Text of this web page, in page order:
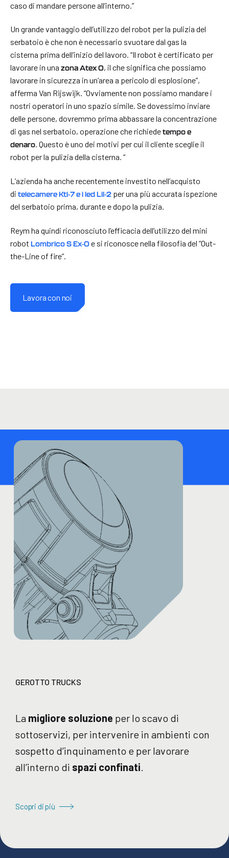
caso di mandare persone all’interno.”
Un grande vantaggio dell’utilizzo del robot per la pulizia del
serbatoio è che non è necessario svuotare dal gas la
cisterna prima dell’inizio del lavoro. “Il robot è certificato per
lavorare in una zona Atex 0, il che significa che possiamo
lavorare in sicurezza in un’area a pericolo di esplosione”,
afferma Van Rijswijk. “Ovviamente non possiamo mandare i
nostri operatori in uno spazio simile. Se dovessimo inviare
delle persone, dovremmo prima abbassare la concentrazione
di gas nel serbatoio, operazione che richiedetempo e
denaro. Questo è uno dei motivi per cui il cliente sceglie il
robot per la pulizia della cisterna. “
L’azienda ha anche recentemente investito nell’acquisto
di telecamere Kti-7 e i led Lil-2 per una più accurata ispezione
del serbatoio prima, durante e dopo la pulizia.
Reym ha quindi riconosciuto l’efficacia dell’utilizzo del mini
robot Lombrico S Ex-0e si riconosce nella filosofia del “Out-
the-Line of fire”.
Lavora con noi
GEROTTO TRUCKS
La migliore soluzione per lo scavo di
sottoservizi, per intervenire in ambienti con
sospetto d’inquinamento e per lavorare
all’interno di spazi confinati
Scopri di più